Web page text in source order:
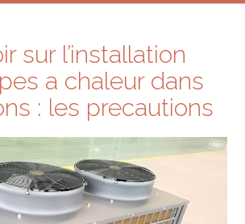
sur l’installation
a chaleur dans
: les precautions